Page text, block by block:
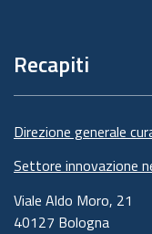
pagina
Recapiti
Direzione generale
Settore innovazione
Viale Aldo Moro, 21
40127 Bologna